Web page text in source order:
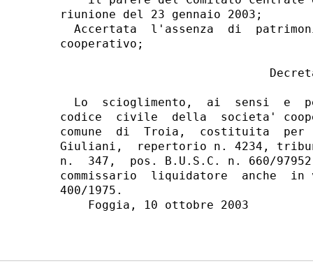
riunione del 23 gennaio 2003;
Accertata  l'assenza  di
cooperativo;
Lo  scioglimento,  ai  sensi  e
codice  civile  della  societa'
comune  di  Troia,  costituita  per
Giuliani,  repertorio n. 4234,
n.  347,  pos. B.U.S.C. n. 660/
commissario  liquidatore  anche
400/1975.
    Foggia, 10 ottobre 2003